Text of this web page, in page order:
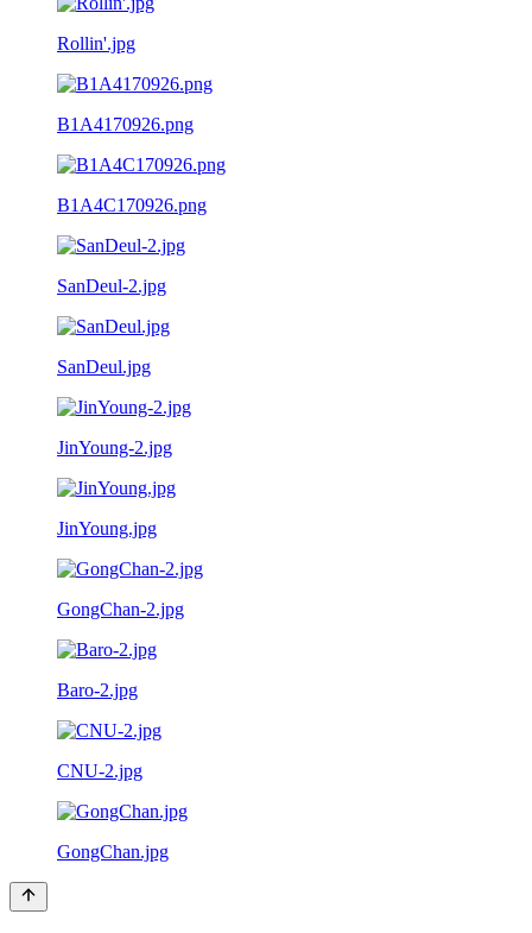
Rollin'.jpg
B1A4170926.png
B1A4C170926.png
SanDeul-2.jpg
SanDeul.jpg
JinYoung-2.jpg
JinYoung.jpg
GongChan-2.jpg
Baro-2.jpg
CNU-2.jpg
GongChan.jpg